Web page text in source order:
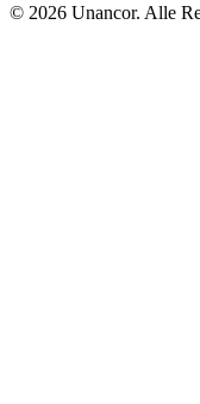
© 2026 Unancor. Alle